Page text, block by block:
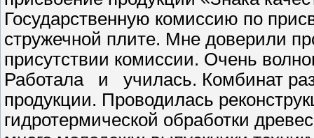
Государственную комиссию по
стружечной плите. Мне доверили
присутствии комиссии. Очень
Работала и училась. Комбинат
продукции. Проводилась
гидротермической обработки